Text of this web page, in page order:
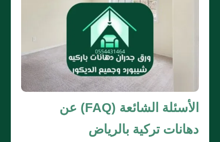
الأسئلة الشائعة (FAQ) عن
دهانات تركية بالرياض